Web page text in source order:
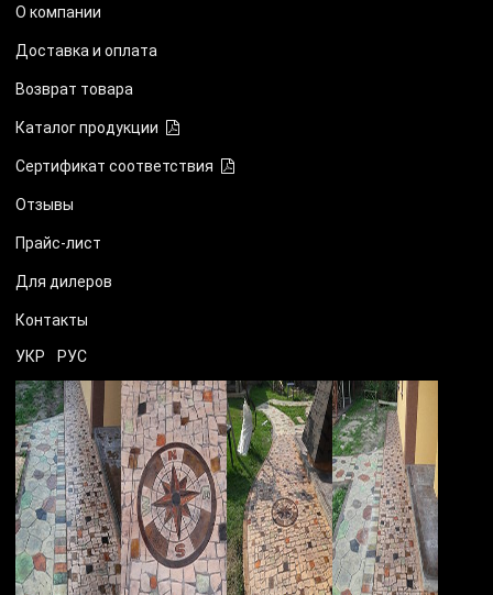
О компании
Доставка и оплата
Возврат товара
Каталог продукции
Сертификат соответствия
Отзывы
Прайс-лист
Для дилеров
Контакты
УКР РУС